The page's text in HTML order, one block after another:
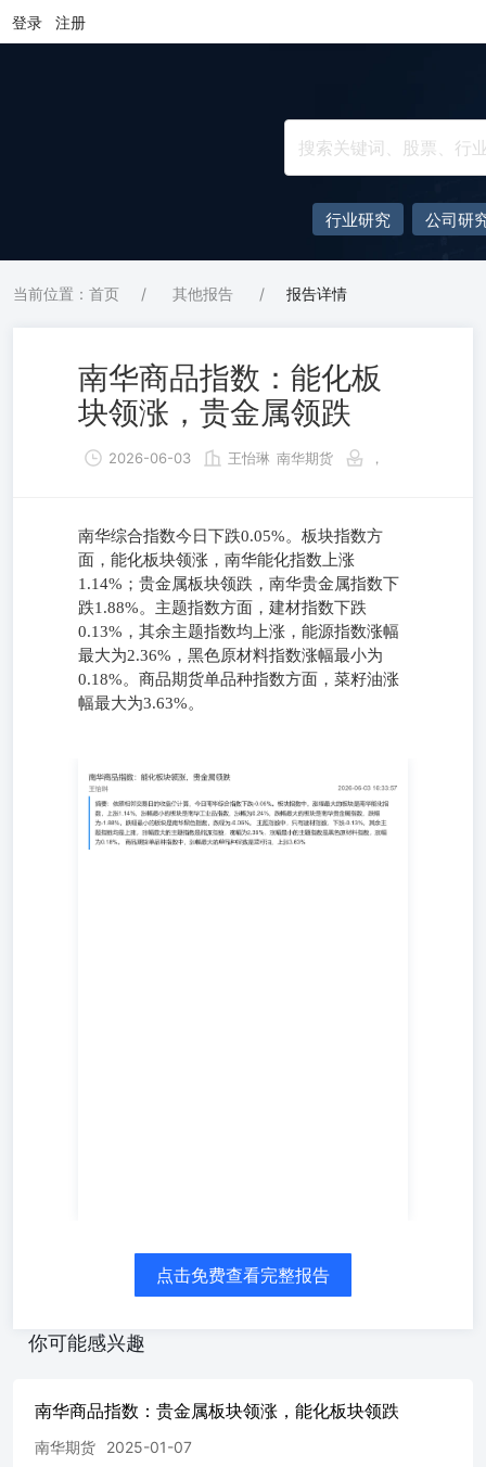
登录 注册
行业研究 公司研
当前位置：首页 / 其他报告 / 报告详情
南华商品指数：能化板
块领涨，贵金属领跌
2026-06-03 王怡琳 南华期货 ，
南华综合指数今日下跌0.05%。板块指数方
面，能化板块领涨，南华能化指数上涨
1.14%；贵金属板块领跌，南华贵金属指数下
跌1.88%。主题指数方面，建材指数下跌
0.13%，其余主题指数均上涨，能源指数涨幅
最大为2.36%，黑色原材料指数涨幅最小为
0.18%。商品期货单品种指数方面，菜籽油涨
幅最大为3.63%。
2026-06-03 16:33:57 王怡琳 摘要：依照相邻交易日的收盘
价计算，今日南华综合指数下跌-0.05%。板块指数中，涨幅
最大的板块是南华能化指数，上涨1.14%，涨幅最小的板块
是南华工业品指数，涨幅为0.24%，跌幅最大的板块是南华
点击免费查看完整报告
你可能感兴趣
南华商品指数：贵金属板块领涨，能化板块领跌
南华期货 2025-01-07